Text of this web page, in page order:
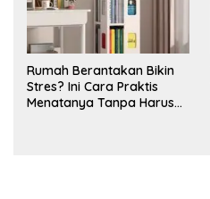
Rumah Berantakan Bikin
Stres? Ini Cara Praktis
Menatanya Tanpa Harus